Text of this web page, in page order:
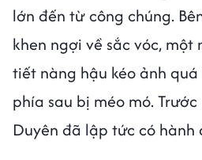
lớn đến từ công chúng.
khen ngợi về sắc vóc, một
tiết nàng hậu kéo ảnh
phía sau bị méo mó.
Duyên đã lập tức có hành